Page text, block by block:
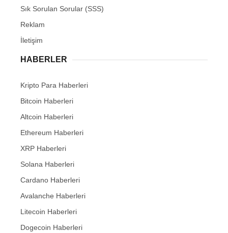
Sık Sorulan Sorular (SSS)
Reklam
İletişim
HABERLER
Kripto Para Haberleri
Bitcoin Haberleri
Altcoin Haberleri
Ethereum Haberleri
XRP Haberleri
Solana Haberleri
Cardano Haberleri
Avalanche Haberleri
Litecoin Haberleri
Dogecoin Haberleri